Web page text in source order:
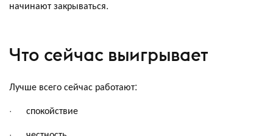
начинают закрываться.
Что сейчас выигрывает
Лучше всего сейчас работают:
· спокойствие